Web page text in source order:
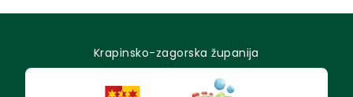
Krapinsko-zagorska županija